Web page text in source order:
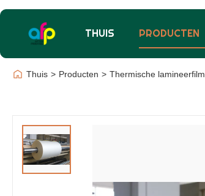
THUIS PRODUCTEN
Thuis > Producten > Thermische lamineerfilm